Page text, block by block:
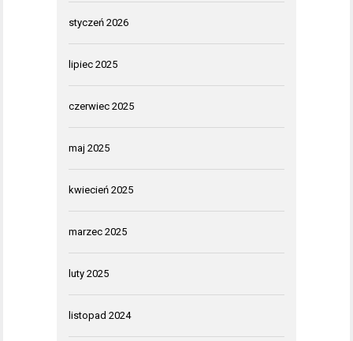
styczeń 2026
lipiec 2025
czerwiec 2025
maj 2025
kwiecień 2025
marzec 2025
luty 2025
listopad 2024